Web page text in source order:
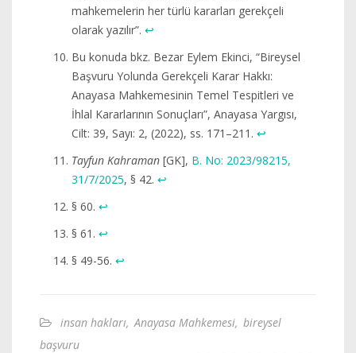
mahkemelerin her türlü kararları gerekçeli
olarak yazılır”. ↩︎
Bu konuda bkz. Bezar Eylem Ekinci, “Bireysel
Başvuru Yolunda Gerekçeli Karar Hakkı:
Anayasa Mahkemesinin Temel Tespitleri ve
İhlal Kararlarının Sonuçları”, Anayasa Yargısı,
Cilt: 39, Sayı: 2, (2022), ss. 171–211. ↩︎
Tayfun Kahraman [GK], B. No: 2023/98215,
31/7/2025, § 42. ↩︎
§ 60. ↩︎
§ 61. ↩︎
§ 49-56. ↩︎
insan hakları, Anayasa Mahkemesi, bireysel
başvuru